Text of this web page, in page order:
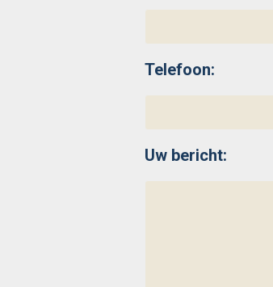
Telefoon:
Uw bericht: